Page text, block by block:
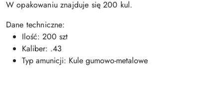
W opakowaniu znajduje się 200 kul.
Dane techniczne:
Ilość: 200 szt
Kaliber: .43
Typ amunicji: Kule gumowo-metalowe